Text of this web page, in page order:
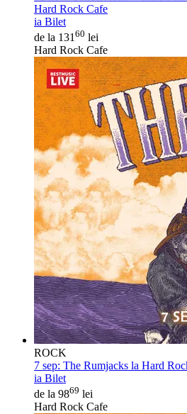
Hard Rock Cafe
ia Bilet
de la 131 60 lei
Hard Rock Cafe
ROCK
7 sep: The Rumjacks la Hard
ia Bilet
de la 9869 lei
Hard Rock Cafe